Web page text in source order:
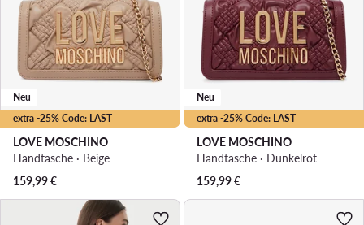
extra -25% Code: LAST
Neu
LOVE MOSCHINO
Handtasche · Beige
159,99€
extra -25% Code: LAST
Neu
LOVE MOSCHINO
Handtasche · Dunkelrot
159,99€